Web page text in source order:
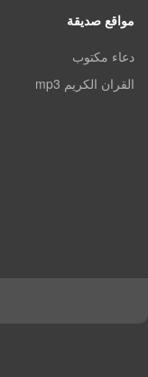
مواقع صديقة
دعاء مكتوب
القران الكريم mp3